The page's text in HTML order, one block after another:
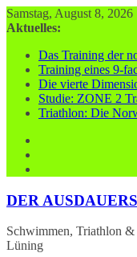
Zum
Inhalt
Samstag, August 8, 2026
Aktuelles:
Das Training der
Training eines 9-
Die vierte
Studie: ZONE 2
Triathlon: Die
DER
Schwimmen, Triathlon
Lüning